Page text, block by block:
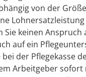
von der
Sie keinen
auf ein
bei der Pflegekasse
Arbeitgeber